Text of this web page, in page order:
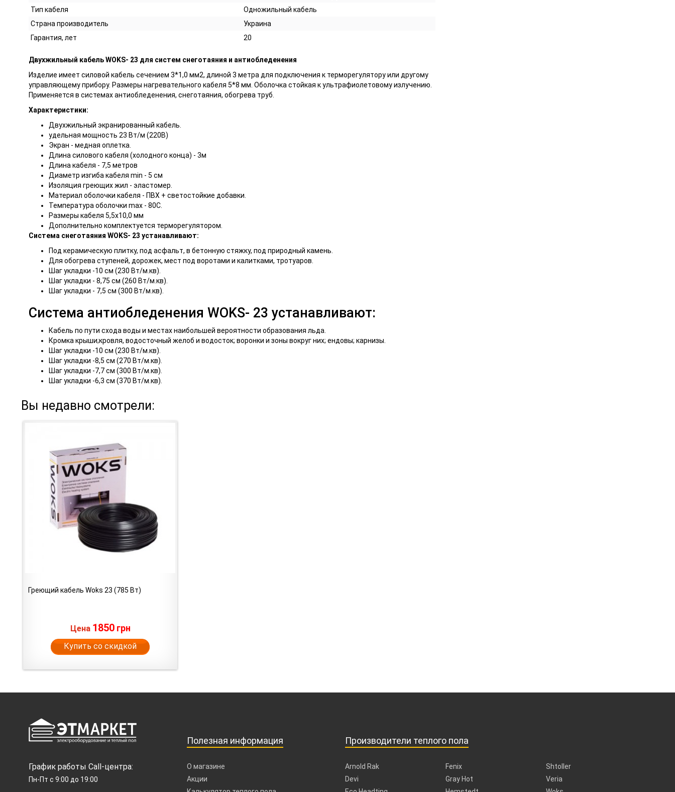
Тип кабеля
Одножильный кабель
Страна производитель
Украина
Гарантия, лет
20
Двухжильный кабель WOKS- 23 для систем снеготаяния и антиобледенения
Изделие имеет силовой кабель сечением 3*1,0 мм2, длиной 3 метра для подключения к терморегулятору или другому
управляющему прибору. Размеры нагревательного кабеля 5*8 мм. Оболочка стойкая к ультрафиолетовому излучению.
Применяется в системах антиобледенения, снеготаяния, обогрева труб.
Характеристики:
Двухжильный экранированный кабель.
удельная мощность 23 Вт/м (220В)
Экран - медная оплетка.
Длина силового кабеля (холодного конца) - 3м
Длина кабеля - 7,5 метров
Диаметр изгиба кабеля min - 5 см
Изоляция греющих жил - эластомер.
Материал оболочки кабеля - ПВХ + светостойкие добавки.
Температура оболочки max - 80С.
Размеры кабеля 5,5х10,0 мм
Дополнительно комплектуется терморегулятором.
Система снеготаяния WOKS- 23 устанавливают:
Под керамическую плитку, под асфальт, в бетонную стяжку, под природный камень.
Для обогрева ступеней, дорожек, мест под воротами и калитками, тротуаров.
Шаг укладки -10 см (230 Вт/м.кв).
Шаг укладки - 8,75 см (260 Вт/м.кв).
Шаг укладки - 7,5 см (300 Вт/м.кв).
Система антиобледенения WOKS- 23 устанавливают:
Кабель по пути схода воды и местах наибольшей вероятности образования льда.
Кромка крыши;кровля, водосточный желоб и водосток; воронки и зоны вокруг них; ендовы; карнизы.
Шаг укладки -10 см (230 Вт/м.кв).
Шаг укладки -8,5 см (270 Вт/м.кв).
Шаг укладки -7,7 см (300 Вт/м.кв).
Шаг укладки -6,3 см (370 Вт/м.кв).
Вы недавно смотрели:
Греющий кабель Woks 23 (785 Вт)
Цена 1850 грн
Купить со скидкой
График работы Call-центра:
Пн-Пт с 9:00 до 19:00
Полезная информация
О магазине
Акции
Производители теплого пола
Arnold Rak
Devi
Fenix
Gray Hot
Shtoller
Veria